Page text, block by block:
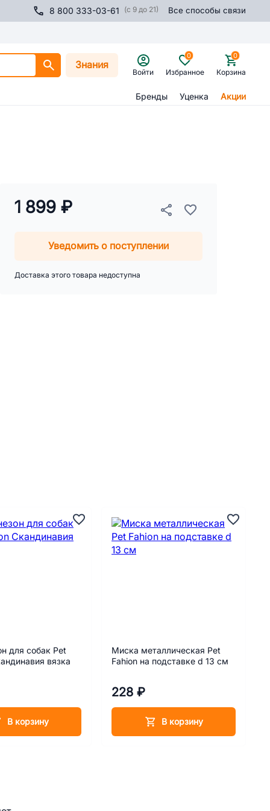
8 800 333-03-61 (с 9 до 21) Все способы связи
Знания
Войти Избранное
0
Корзина
0
Бренды Уценка Акции
1 899 ₽
Уведомить о поступлении
Доставка этого товара недоступна
для собак Pet
вязка
В корзину
Миска металлическая Pet
Fahion на подставке d 13 см
228 ₽
В корзину